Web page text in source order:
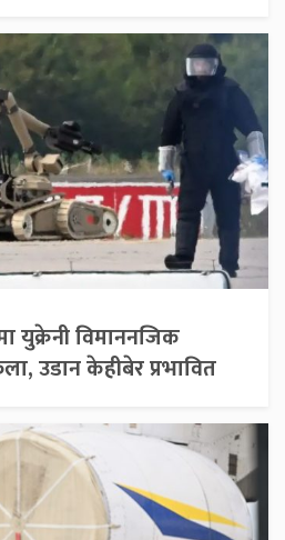
युक्रेनी विमाननजिक
उडान केहीबेर प्रभावित